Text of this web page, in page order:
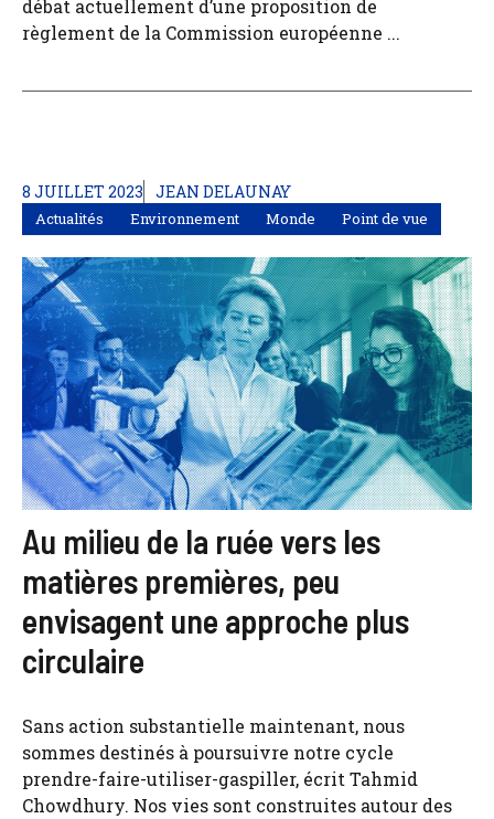
débat actuellement d’une proposition de
règlement de la Commission européenne ...
8 JUILLET 2023 JEAN DELAUNAY
Actualités Environnement Monde Point de vue
Au milieu de la ruée vers les
matières premières, peu
envisagent une approche plus
circulaire
Sans action substantielle maintenant, nous
sommes destinés à poursuivre notre cycle
prendre-faire-utiliser-gaspiller, écrit Tahmid
Chowdhury. Nos vies sont construites autour des